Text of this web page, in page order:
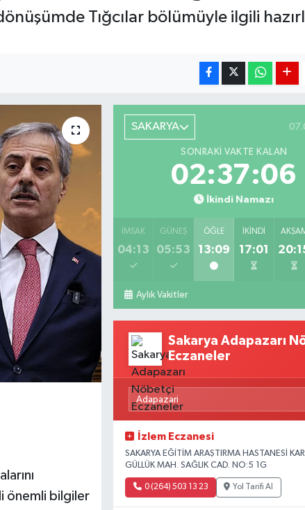
Tığcılar bölümüyle ilgili
önemli bilgiler
SAKARYA
SONRAKI VAKTE KALAN
02:37:05
İkindi Namazı
İMSAK
04:13
GÜNEŞ
05:53
ÖĞLE
13:09
İKINDI
17:01
Aylık Vakitler
Sakarya Adapazarı
Eczaneler
İzlem Eczanesi
SAKARYA EĞİTİM ARAŞTIRMA HASTANESİ
GÜLLÜK MAH. SAĞLIK CAD. NO:5 1G
0 (264) 503 13 23 Yol Tarifi Al